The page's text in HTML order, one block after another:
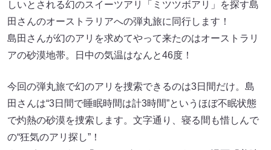
しいとされる幻のスイーツアリ「ミツツボアリ」を探す島
田さんのオーストラリアへの弾丸旅に同行します！
島田さんが幻のアリを求めてやって来たのはオーストラリ
アの砂漠地帯。日中の気温はなんと46度！
今回の弾丸旅で幻のアリを捜索できるのは3日間だけ。島
田さんは“3日間で睡眠時間は計3時間”というほぼ不眠状態
で灼熱の砂漠を捜索します。文字通り、寝る間も惜しんで
の“狂気のアリ探し”！